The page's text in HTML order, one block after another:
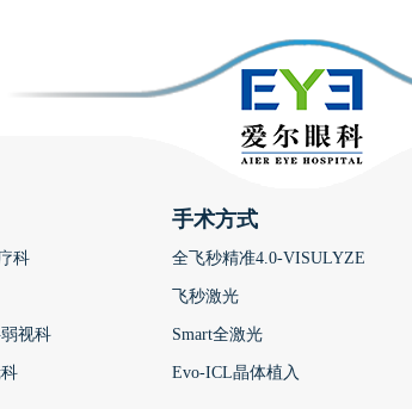
科
视科
手术方式
全飞秒精准4.0-VISULYZE
飞秒激光
Smart全激光
Evo-ICL晶体植入